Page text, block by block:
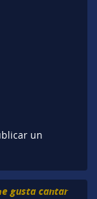
un
gusta cantar